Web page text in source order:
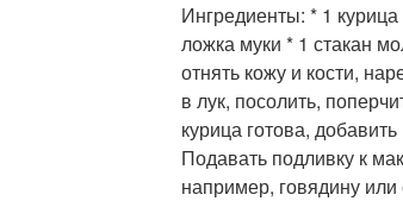
Ингредиенты: * 1
ложка муки * 1 стакан
отнять кожу и кости,
в лук, посолить,
курица готова,
Подавать подливку к
например, говядину